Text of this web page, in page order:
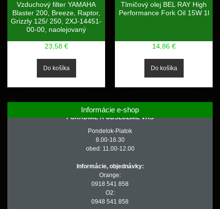
Vzduchový filter YAMAHA
Blaster 200, Breeze, Raptor,
Grizzly 125/ 250, 2XJ-14451-
00-00, naolejovaný
23,58 €
Tlmičový olej BEL RAY High
Performance Fork Oil 15W 1l
14,86 €
Informácie e-shop
PORADÍME A OBSLÚŽIME VÁS
Pondelok-Piatok
8.00-16.30
obed: 11.00-12.00
Informácie, objednávky:
Orange:
0918 541 858
O2:
0948 541 858